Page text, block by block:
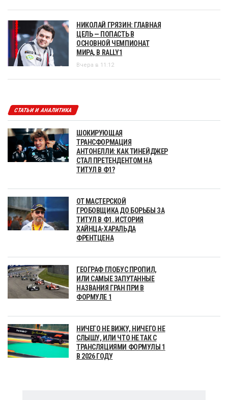
НИКОЛАЙ ГРЯЗИН: ГЛАВНАЯ
ЦЕЛЬ — ПОПАСТЬ В
ОСНОВНОЙ ЧЕМПИОНАТ
МИРА, В RALLY1
Вчера в 11:12
СТАТЬИ И АНАЛИТИКА
ШОКИРУЮЩАЯ
ТРАНСФОРМАЦИЯ
АНТОНЕЛЛИ: КАК ТИНЕЙДЖЕР
СТАЛ ПРЕТЕНДЕНТОМ НА
ТИТУЛ В Ф1?
ОТ МАСТЕРСКОЙ
ГРОБОВЩИКА ДО БОРЬБЫ ЗА
ТИТУЛ В Ф1. ИСТОРИЯ
ХАЙНЦА-ХАРАЛЬДА
ФРЕНТЦЕНА
ГЕОГРАФ ГЛОБУС ПРОПИЛ,
ИЛИ САМЫЕ ЗАПУТАННЫЕ
НАЗВАНИЯ ГРАН ПРИ В
ФОРМУЛЕ 1
НИЧЕГО НЕ ВИЖУ, НИЧЕГО НЕ
СЛЫШУ, ИЛИ ЧТО НЕ ТАК С
ТРАНСЛЯЦИЯМИ ФОРМУЛЫ 1
В 2026 ГОДУ